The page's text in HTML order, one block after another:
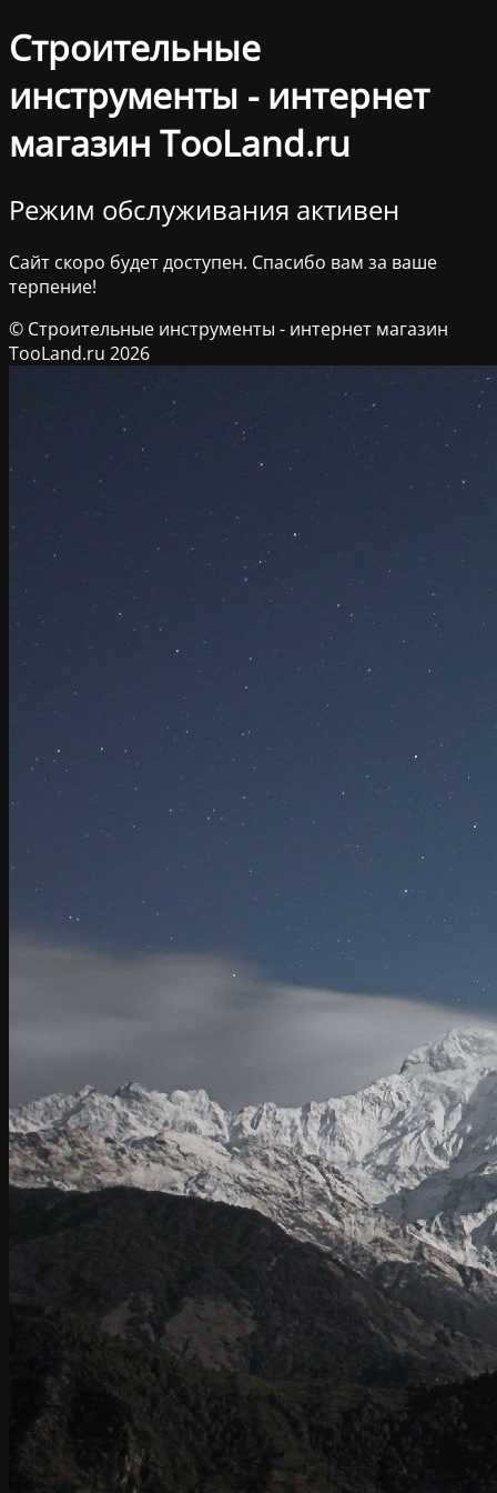
Строительные
инструменты - интернет
магазин TooLand.ru
Режим обслуживания активен
Сайт скоро будет доступен. Спасибо вам за ваше
терпение!
© Строительные инструменты - интернет магазин
TooLand.ru 2026